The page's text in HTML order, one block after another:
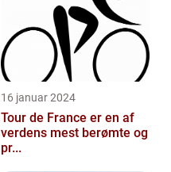
16 januar 2024
Tour de France er en af
verdens mest berømte og
pr...